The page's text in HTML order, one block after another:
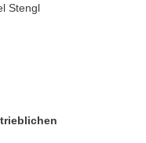
Stengl